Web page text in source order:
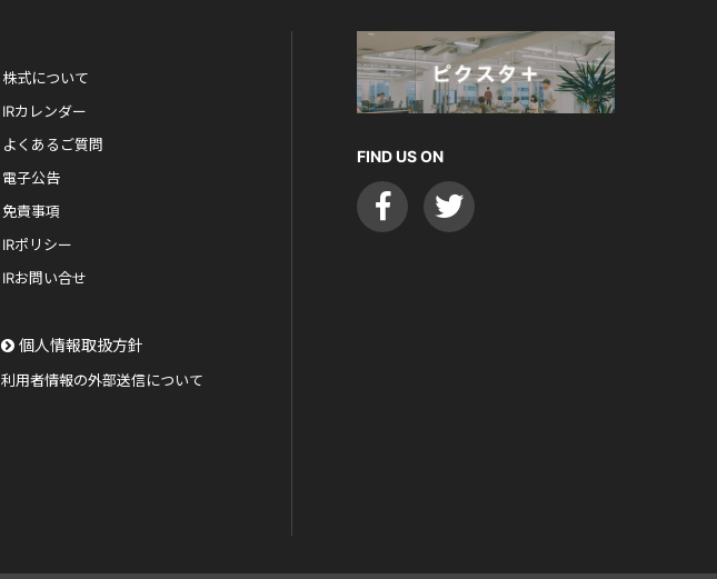
株式について
IRカレンダー
よくあるご質問
電子公告
免責事項
IRポリシー
IRお問い合せ
個人情報取扱方針
利用者情報の外部送信について
FIND US ON